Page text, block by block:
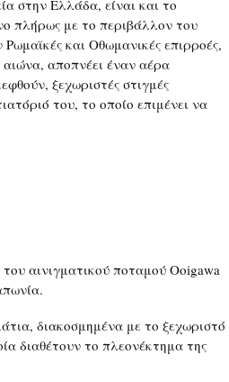
στην Ελλάδα, είναι και το
πλήρως με το περιβάλλον του
και Οθωμανικές επιρροές,
αιώνα, αποπνέει έναν αέρα
ξεχωριστές στιγμές
του, το οποίο επιμένει να
του αινιγματικού ποταμού Ooigawa
διακοσμημένα με το ξεχωριστό
διαθέτουν το πλεονέκτημα της